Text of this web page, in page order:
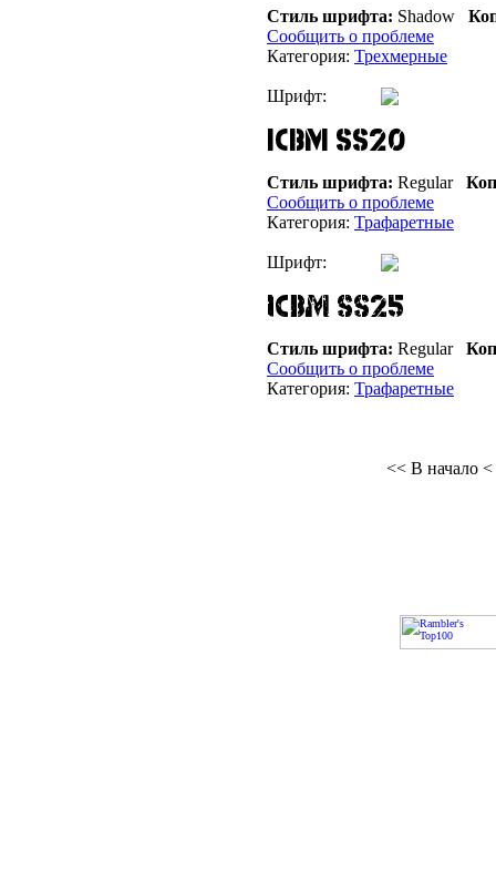
Стиль шрифта: Shadow
Сообщить о проблеме
Категория: Трехмерные
Шрифт:
Стиль шрифта: Regular
Сообщить о проблеме
Категория: Трафаретные
Шрифт:
Стиль шрифта: Regular
Сообщить о проблеме
Категория: Трафаретные
<< В начало <